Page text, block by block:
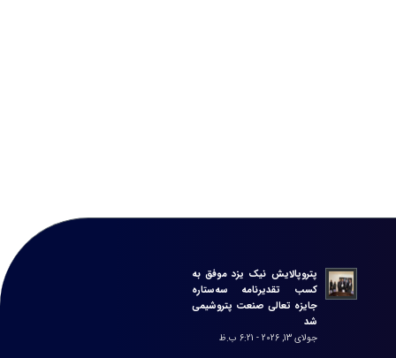
پتروپالایش نیک یزد موفق به
کسب تقدیرنامه سه‌ستاره
جایزه تعالی صنعت پتروشیمی
شد
جولای 13, 2026 - 6:21 ب.ظ